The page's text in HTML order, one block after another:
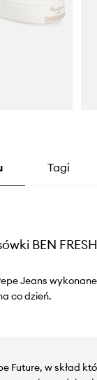
Tagi
BEN
Jeans
co dzień.
Future, w skład